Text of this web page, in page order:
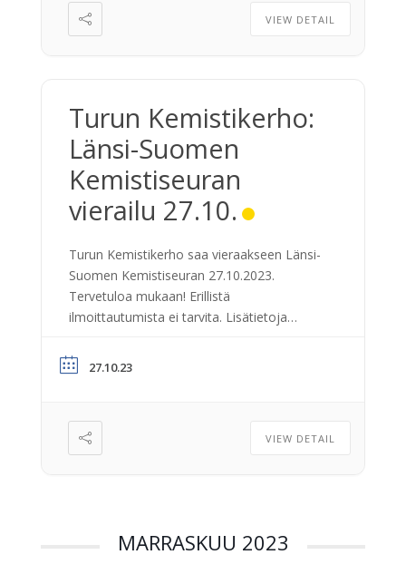
200 tieteellistä julkaisua vuosittain.
Molemmissa kohteissa kuulemme kohteen
VIEW DETAIL
Turun Kemistikerho:
Länsi-Suomen
Kemistiseuran
vierailu 27.10.
Turun Kemistikerho saa vieraakseen Länsi-
Suomen Kemistiseuran 27.10.2023.
Tervetuloa mukaan! Erillistä
ilmoittautumista ei tarvita. Lisätietoja
27.10.23
VIEW DETAIL
MARRASKUU 2023